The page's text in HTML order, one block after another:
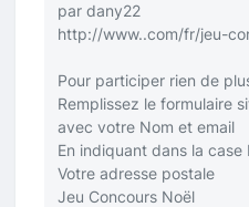
par dany22
http://www..com/fr/jeu-
Pour participer rien de
Remplissez le formulaire
avec votre Nom et email
En indiquant dans la case
Votre adresse postale
Jeu Concours Noël